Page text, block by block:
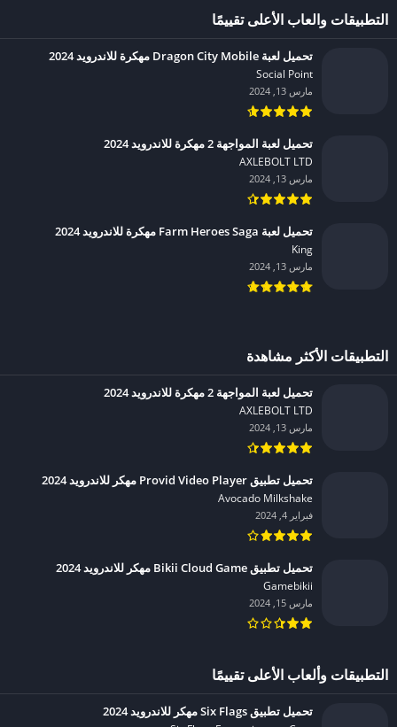
التطبيقات والعاب الأعلى تقييمًا
تحميل لعبة Dragon City Mobile مهكرة للاندرويد 2024
Social Point‏
مارس 13, 2024
تحميل لعبة المواجهة 2 مهكرة للاندرويد 2024
AXLEBOLT LTD‏
مارس 13, 2024
تحميل لعبة Farm Heroes Saga مهكرة للاندرويد 2024
King‏
مارس 13, 2024
التطبيقات الأكثر مشاهدة
تحميل لعبة المواجهة 2 مهكرة للاندرويد 2024
AXLEBOLT LTD‏
مارس 13, 2024
تحميل تطبيق Provid Video Player مهكر للاندرويد 2024
Avocado Milkshake‏
فبراير 4, 2024
تحميل تطبيق Bikii Cloud Game مهكر للاندرويد 2024
Gamebikii‏
مارس 15, 2024
التطبيقات وألعاب الأعلى تقييمًا
تحميل تطبيق Six Flags مهكر للاندرويد 2024